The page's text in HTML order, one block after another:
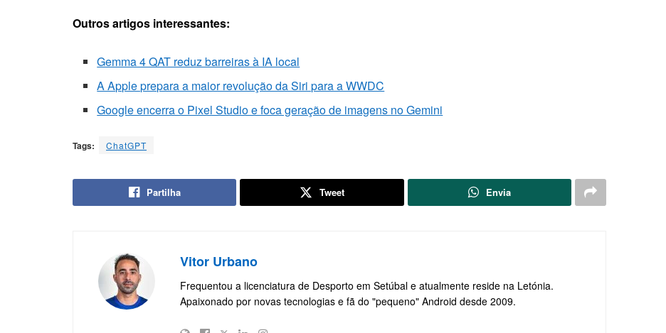
Outros artigos interessantes:
Gemma 4 QAT reduz barreiras à IA local
A Apple prepara a maior revolução da Siri para a WWDC
Google encerra o Pixel Studio e foca geração de imagens no Gemini
Tags: ChatGPT
Partilha Tweet Envia
Vitor Urbano
Frequentou a licenciatura de Desporto em Setúbal e atualmente reside na Letónia.
Apaixonado por novas tecnologias e fã do "pequeno" Android desde 2009.